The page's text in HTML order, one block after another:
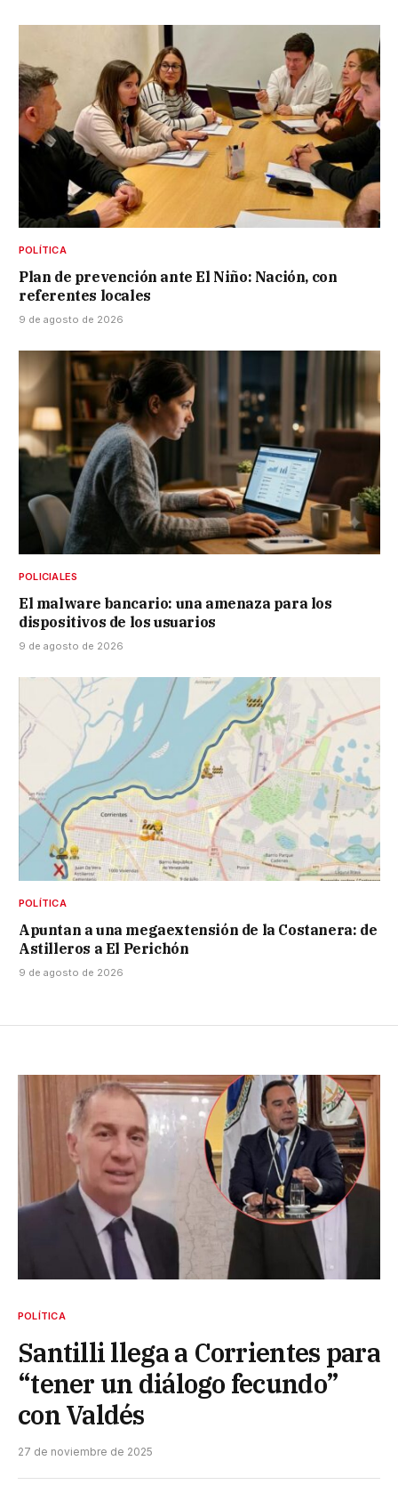
POLÍTICA
Plan de prevención ante El Niño: Nación, con
referentes locales
9 de agosto de 2026
POLICIALES
El malware bancario: una amenaza para los
dispositivos de los usuarios
9 de agosto de 2026
POLÍTICA
Apuntan a una megaextensión de la Costanera: de
Astilleros a El Perichón
9 de agosto de 2026
POLÍTICA
Santilli llega a Corrientes para
“tener un diálogo fecundo”
con Valdés
27 de noviembre de 2025